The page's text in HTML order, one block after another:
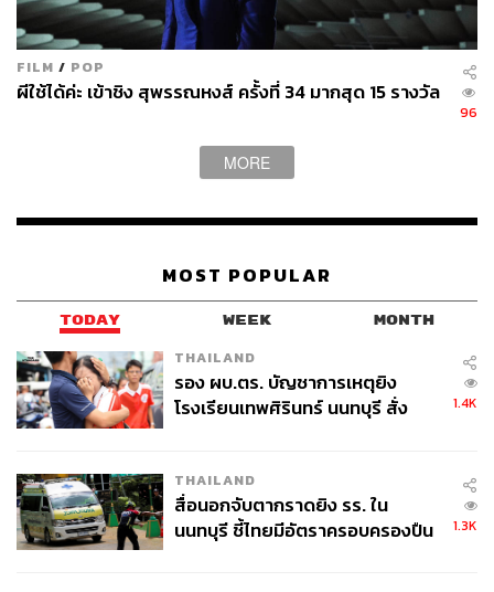
FILM / POP
ผีใช้ได้ค่ะ เข้าชิง สุพรรณหงส์ ครั้งที่ 34 มากสุด 15 รางวัล
96
MORE
MOST POPULAR
TODAY WEEK MONTH
THAILAND
รอง ผบ.ตร. บัญชาการเหตุยิง
โรงเรียนเทพศิรินทร์ นนทบุรี สั่ง
1.4K
THAILAND
สื่อนอกจับตากราดยิง รร. ใน
นนทบุรี ชี้ไทยมีอัตราครอบครองปืน
1.3K